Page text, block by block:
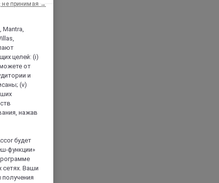
Mantra,
целей: (i)
от
и
(v)
нажав
будет
функции»
сетях. Ваши
не принимая →